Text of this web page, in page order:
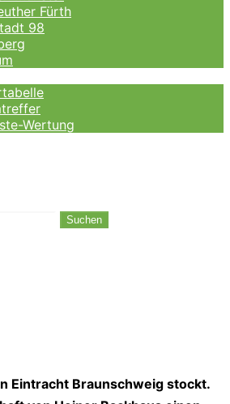
Fürth
98
Wertung
Suchen
Eintracht Braunschweig stockt.